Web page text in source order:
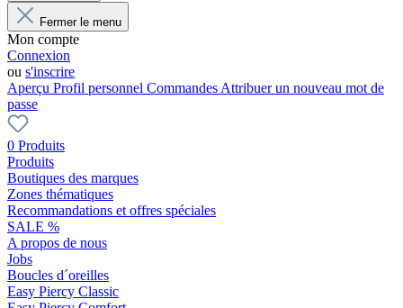
Fermer le menu
Mon compte
Connexion
ou s'inscrire
Aperçu Profil personnel Commandes Attribuer un nouveau mot de
passe
0 Produits
Produits
Boutiques des marques
Zones thématiques
Recommandations et offres spéciales
SALE %
A propos de nous
Jobs
Boucles d´oreilles
Easy Piercy Classic